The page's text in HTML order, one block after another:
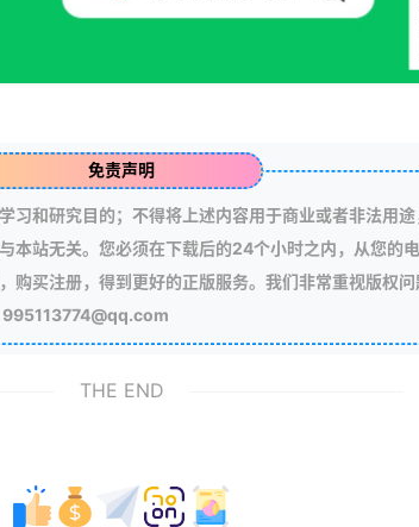
免责声明
习和研究目的；不得将上述内容用于商业或者非法用
本站无关。您必须在下载后的24个小时之内，从您的
购买注册，得到更好的正版服务。我们非常重视版权
THE END